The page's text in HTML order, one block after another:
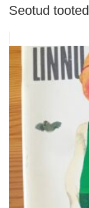
Seotud tooted